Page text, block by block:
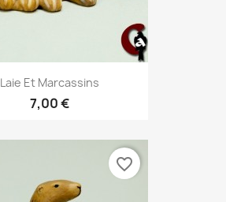
Laie Et Marcassins
7,00 €
favorite_border